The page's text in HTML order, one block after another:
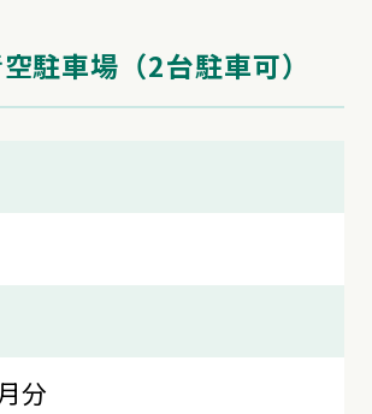
駐車場（2台駐車可）
分